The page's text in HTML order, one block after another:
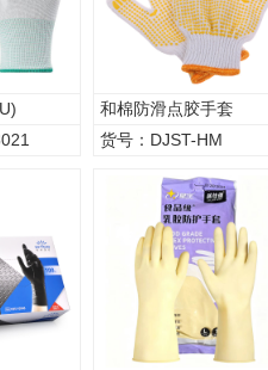
和棉防滑点胶手套
货号：DJST-HM